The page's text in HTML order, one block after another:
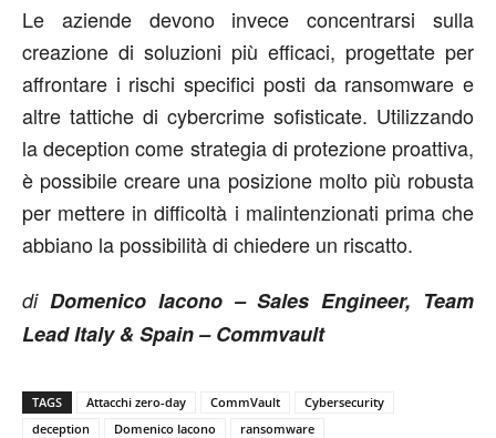
Le aziende devono invece concentrarsi sulla
creazione di soluzioni più efficaci, progettate per
affrontare i rischi specifici posti da ransomware e
altre tattiche di cybercrime sofisticate. Utilizzando
la deception come strategia di protezione proattiva,
è possibile creare una posizione molto più robusta
per mettere in difficoltà i malintenzionati prima che
abbiano la possibilità di chiedere un riscatto.
di Domenico Iacono – Sales Engineer, Team
Lead Italy & Spain – Commvault
TAGS Attacchi zero-day CommVault
Cybersecurity
deception
Domenico Iacono ransomware